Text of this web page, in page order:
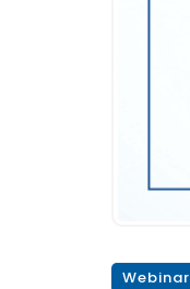
Webinar